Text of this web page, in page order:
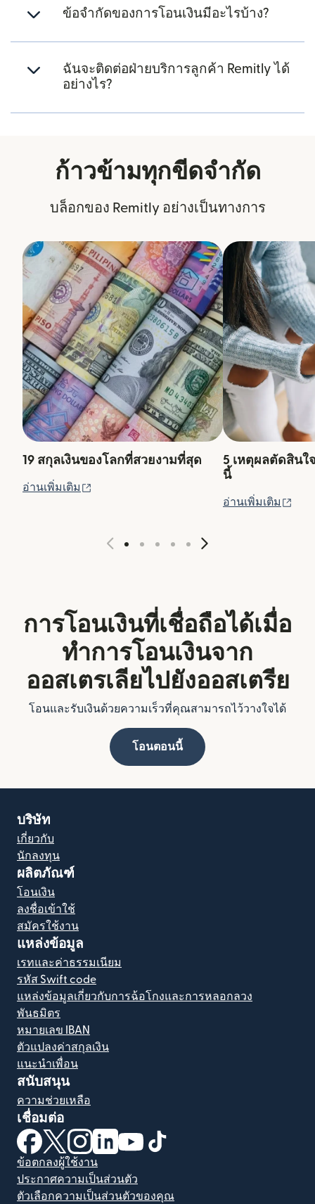
ข้อจำกัดของการโอนเงินมีอะไรบ้าง?
ฉันจะติดต่อฝ่ายบริการลูกค้า Remitly ได้
อย่างไร?
ก้าวข้ามทุกขีดจำกัด
บล็อกของ Remitly อย่างเป็นทางการ
19 สกุลเงินของโลกที่สวยงามที่สุด
อ่านเพิ่มเติม
5 เหตุผลตัดสินใ
นี้
อ่านเพิ่มเติม
การโอนเงินที่เชื่อถือได้เมื่อ
ทำการโอนเงินจาก
ออสเตรเลียไปยังออสเตรีย
โอนและรับเงินด้วยความเร็วที่คุณสามารถไว้วางใจได้
โอนตอนนี้
บริษัท
เกี่ยวกับ
นักลงทุน
ผลิตภัณฑ์
โอนเงิน
ลงชื่อเข้าใช้
สมัครใช้งาน
แหล่งข้อมูล
เรทและค่าธรรมเนียม
รหัส Swift code
แหล่งข้อมูลเกี่ยวกับการฉ้อโกงและการหลอกลวง
พันธมิตร
หมายเลข IBAN
ตัวแปลงค่าสกุลเงิน
แนะนำเพื่อน
สนับสนุน
ความช่วยเหลือ
เชื่อมต่อ
(เปิดในหน้าต่างใหม่)
(เปิดในหน้าต่างใหม่)
(เปิดในหน้าต่างใหม่)
(เปิดในหน้าต่างใหม่)
(เปิดในหน้าต่างใหม่)
ข้อตกลงผู้ใช้งาน
ประกาศความเป็นส่วนตัว
ตัวเลือกความเป็นส่วนตัวของคุณ